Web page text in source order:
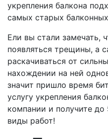
укрепления балкона
самых старых
Ели вы стали замечать,
появляться трещины, а
раскачиваться от
нахождении на ней
значит пришло время
услугу укрепления
компании и получите до
виды работ!